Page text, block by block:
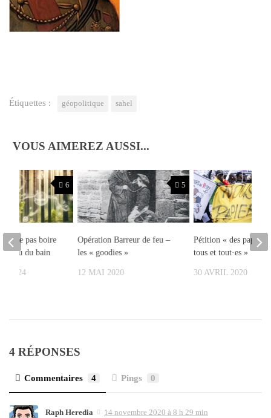
Étiquettes : géopolitique sahel
VOUS AIMEREZ AUSSI...
5
Opération Barreur de feu –
les « goodies »
12 MAI 2020
Pétition « des papiers
tous et tout·es »
30 AVRIL 2020
6
: ne pas boire
l’eau du bain
2024
4 RÉPONSES
Commentaires 4 Pings 0
Raph Heredia
14 novembre 2020 à 8 h 29 min